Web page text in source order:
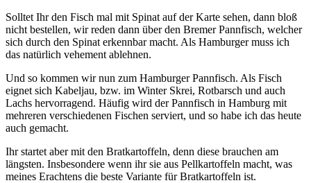
Solltet Ihr den Fisch mal mit Spinat auf der Karte sehen, dann bloß
nicht bestellen, wir reden dann über den Bremer Pannfisch, welcher
sich durch den Spinat erkennbar macht. Als Hamburger muss ich
das natürlich vehement ablehnen.
Und so kommen wir nun zum Hamburger Pannfisch. Als Fisch
eignet sich Kabeljau, bzw. im Winter Skrei, Rotbarsch und auch
Lachs hervorragend. Häufig wird der Pannfisch in Hamburg mit
mehreren verschiedenen Fischen serviert, und so habe ich das heute
auch gemacht.
Ihr startet aber mit den Bratkartoffeln, denn diese brauchen am
längsten. Insbesondere wenn ihr sie aus Pellkartoffeln macht, was
meines Erachtens die beste Variante für Bratkartoffeln ist.